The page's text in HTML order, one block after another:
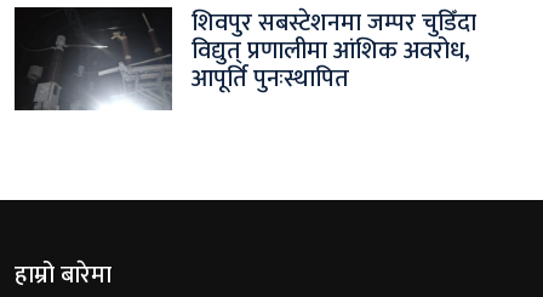
शिवपुर सबस्टेशनमा जम्पर चुडिँदा
विद्युत् प्रणालीमा आंशिक अवरोध,
आपूर्ति पुनःस्थापित
हाम्रो बारेमा